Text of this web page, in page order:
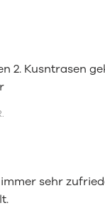
2. Kusntrasen
sehr